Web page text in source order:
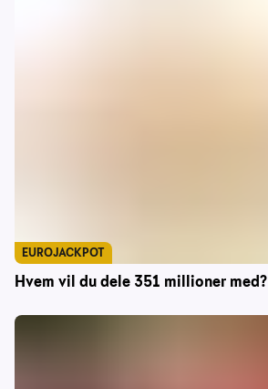
Hvem vil du dele 351 millioner med?
EUROJACKPOT